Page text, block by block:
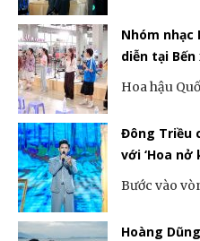
Nhóm
diễn tại
Hoa hậu
Đông Triều
với ‘Hoa nở
Bước vào
Hoàng